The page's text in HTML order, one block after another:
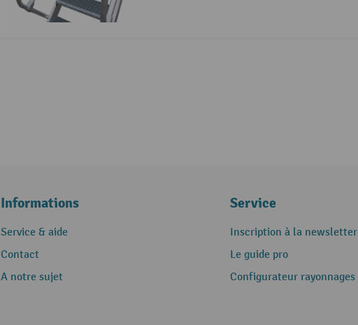
Informations
Service & aide
Contact
A notre sujet
Service
Inscription à la newsletter
Le guide pro
Configurateur rayonnages